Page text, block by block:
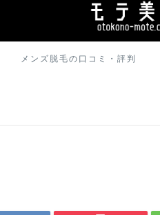
メンズ脱毛の口コミ・評判